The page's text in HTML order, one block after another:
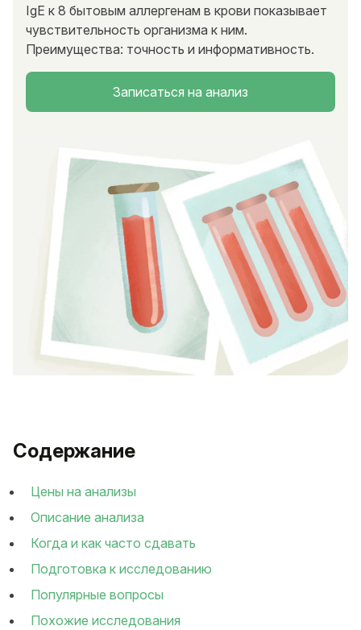
IgE к 8 бытовым аллергенам в крови показывает
чувствительность организма к ним.
Преимущества: точность и информативность.
Записаться на анализ
Содержание
Цены на анализы
Описание анализа
Когда и как часто сдавать
Подготовка к исследованию
Популярные вопросы
Похожие исследования